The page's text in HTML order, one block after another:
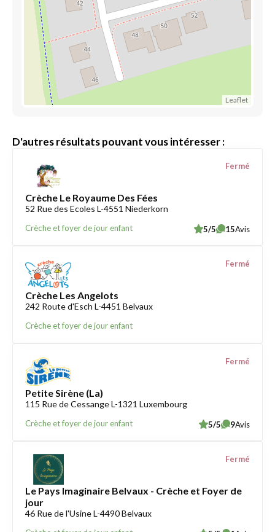
Leaflet
D'autres résultats pouvant vous intéresser :
Crèche Le Royaume Des Fées
52 Rue des Ecoles L-4551 Niederkorn
Crèche et foyer de jour enfant
Fermé
5/5 15Avis
Crèche Les Angelots
242 Route d'Esch L-4451 Belvaux
Crèche et foyer de jour enfant
Fermé
Petite Sirène (La)
115 Rue de Cessange L-1321 Luxembourg
Crèche et foyer de jour enfant
Fermé
5/5 9Avis
Le Pays Imaginaire Belvaux - Crèche et Foyer de
jour
46 Rue de l'Usine L-4490 Belvaux
Fermé